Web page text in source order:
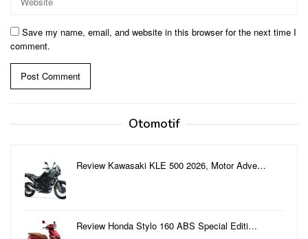
Save my name, email, and website in this browser for the next time I
comment.
Otomotif
Review Kawasaki KLE 500 2026, Motor Adve…
Review Honda Stylo 160 ABS Special Editi…